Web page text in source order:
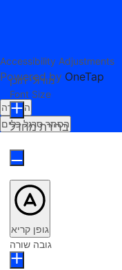
Accessibility Adjustments
Powered by OneTap
הצהרה
הסתר סרגל כלים
מודולי תוכן
Font Size
ברירת מחדל
גופן קריא
גובה שורה